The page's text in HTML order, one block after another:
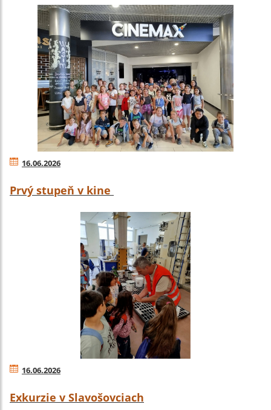
16.06.2026
Prvý stupeň v kine
16.06.2026
Exkurzie v Slavošovciach